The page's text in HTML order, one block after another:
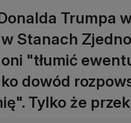
Trumpa
w Stanach
"tłumić
dowód
Tylko że